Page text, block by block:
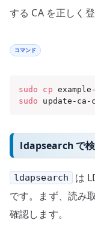
する CA を正しく登
コマンド
sudo
cp
sudo update-
ldapsearch で
ldapsearch
は
です。まず、読み
確認します。